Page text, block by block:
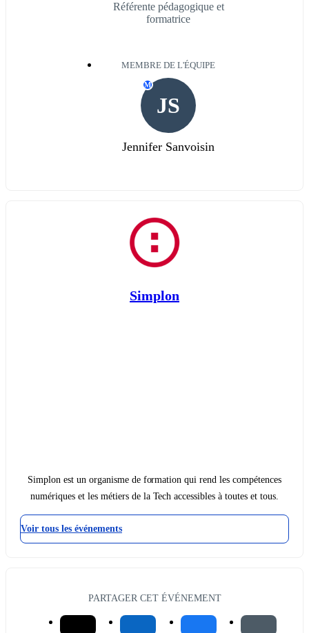
Référente pédagogique et
formatrice
MEMBRE DE L'ÉQUIPE
JS
M
Jennifer Sanvoisin
Simplon
Simplon est un organisme de formation qui rend les compétences
numériques et les métiers de la Tech accessibles à toutes et tous.
Voir tous les événements
PARTAGER CET ÉVÉNEMENT